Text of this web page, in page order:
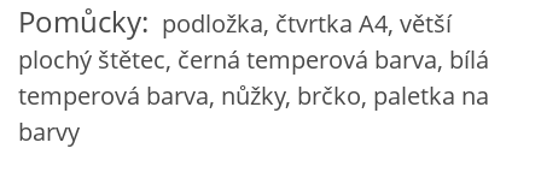
VZDĚLÁVACÍ BLOK ŘÍJEN
VZDĚLÁVACÍ BLOK LISTOPAD
Pomůcky: podložka, čtvrtka A4, větší
plochý štětec, černá temperová barva, bílá
temperová barva, nůžky, brčko, paletka na
barvy